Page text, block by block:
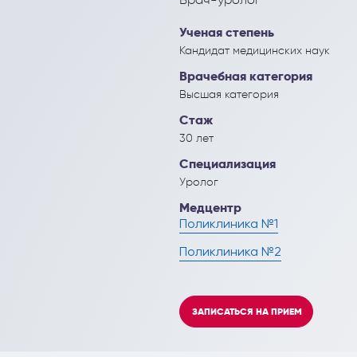
Кардиология
Кинезитерапия (ЛФК)
Колопроктология
Лечебный массаж
Мануальная терапия
Неврология
Онкология
Остеопат и кинезиолог
Инъекционные
Ученая степень
Кандидат медицинских наук
Врачебная категория
Высшая категория
Стаж
30 лет
Специализация
Уролог
Медцентр
Поликлиника №1
Поликлиника №2
ЗАПИСАТЬСЯ НА ПРИЕМ